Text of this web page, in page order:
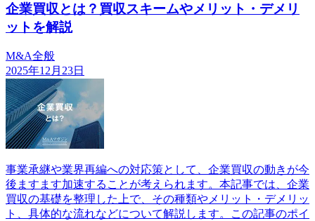
企業買収とは？買収スキームやメリット・デメリ
ットを解説
M&A全般
2025年12月23日
事業承継や業界再編への対応策として、企業買収の動きが今
後ますます加速することが考えられます。本記事では、企業
買収の基礎を整理した上で、その種類やメリット・デメリッ
ト、具体的な流れなどについて解説します。この記事のポイ